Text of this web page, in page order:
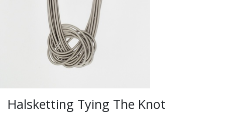
Halsketting Tying The Knot